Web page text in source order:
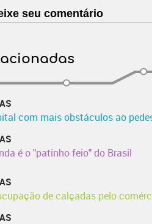
seu comentário
com mais obstáculos ao
é o "patinho feio" do Brasil
de calçadas pelo